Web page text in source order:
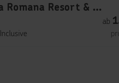
Dreams La Romana Resort & Spa
ab